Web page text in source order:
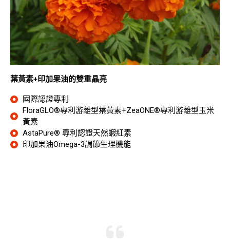
葉黃素+印加果油的雙重晶亮
國際認證專利
FloraGLO®專利游離型葉黃素+ZeaONE®專利游離型玉米
黃素
AstaPure® 專利認證天然蝦紅素
印加果油Omega-3調節生理機能